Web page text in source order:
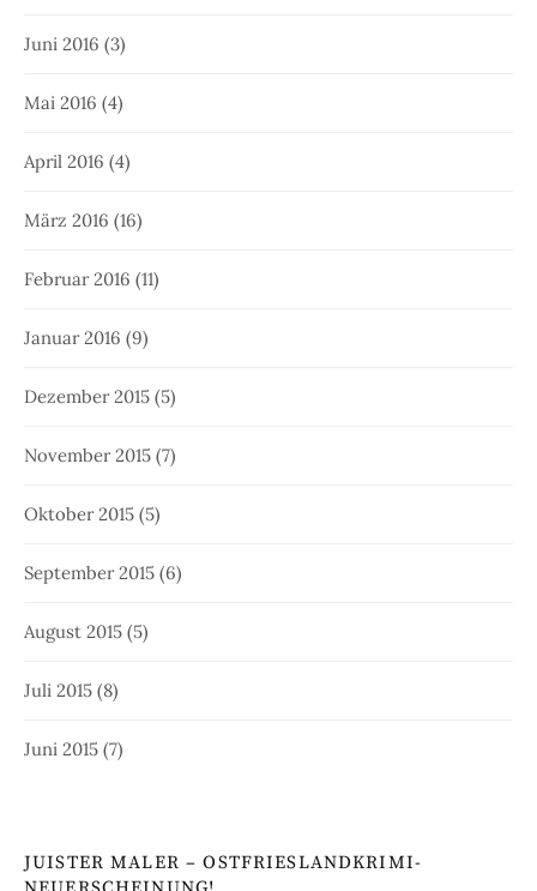
Juni 2016 (3)
Mai 2016 (4)
April 2016 (4)
März 2016 (16)
Februar 2016 (11)
Januar 2016 (9)
Dezember 2015 (5)
November 2015 (7)
Oktober 2015 (5)
September 2015 (6)
August 2015 (5)
Juli 2015 (8)
Juni 2015 (7)
JUISTER MALER – OSTFRIESLANDKRIMI-